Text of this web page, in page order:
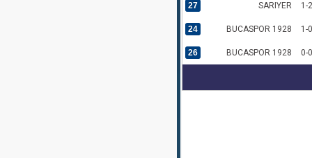
27 SARIYER 1-2
24 BUCASPOR 1928 1-0
26 BUCASPOR 1928 0-0